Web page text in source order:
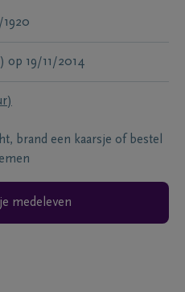
op 19/11/2014
brand een kaarsje of bestel
medeleven